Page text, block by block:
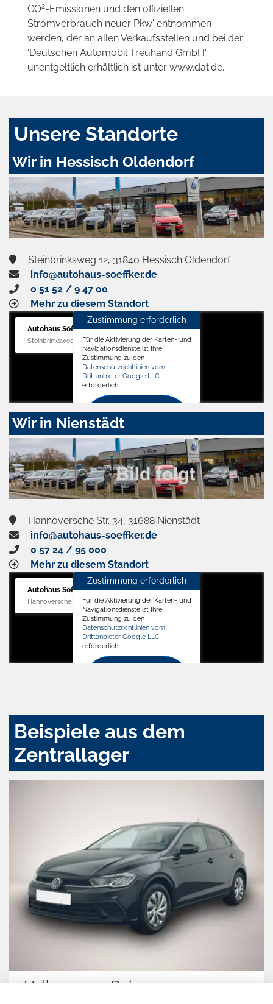
CO2-Emissionen und den offiziellen
Stromverbrauch neuer Pkw' entnommen
werden, der an allen Verkaufsstellen und bei der
'Deutschen Automobil Treuhand GmbH'
unentgeltlich erhältlich ist unter www.dat.de.
Unsere Standorte
Wir in Hessisch Oldendorf
Steinbrinksweg 12, 31840 Hessisch Oldendorf
info@autohaus-soeffker.de
0 51 52 / 9 47 00
Mehr zu diesem Standort
Autohaus Söffker GmbH
Steinbrinksweg 12, 31840 Hessisch Oldendorf
Zustimmung erforderlich
Für die Aktivierung der Karten- und
Navigationsdienste ist Ihre
Zustimmung zu den
Datenschutzrichtlinien vom
Drittanbieter Google LLC
erforderlich.
Zustimmen
aktivieren
Wir in Nienstädt
Hannoversche Str. 34, 31688 Nienstädt
info@autohaus-soeffker.de
0 57 24 / 95 000
Mehr zu diesem Standort
Autohaus Söffker GmbH
Hannoversche Str. 34, 31688 Nienstädt
Zustimmung erforderlich
Für die Aktivierung der Karten- und
Navigationsdienste ist Ihre
Zustimmung zu den
Datenschutzrichtlinien vom
Drittanbieter Google LLC
erforderlich.
Beispiele aus dem
Zentrallager
Volkswagen Polo